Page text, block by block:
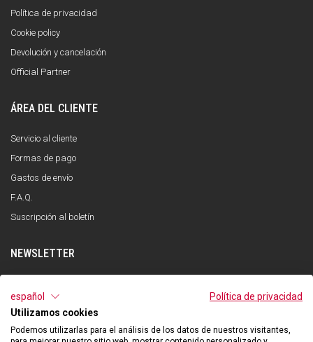
Política de privacidad
Cookie policy
Devolución y cancelación
Official Partner
ÁREA DEL CLIENTE
Servicio al cliente
Formas de pago
Gastos de envío
F.A.Q.
Suscripción al boletín
NEWSLETTER
INSCRÍBETE
He leído y entendido la política de privacidad y acepto el tratamiento de mis
de acuerdo con lo indicado en la política de privacidad.
español
Política de privacidad
Utilizamos cookies
Podemos utilizarlas para el análisis de los datos de nuestros visitantes,